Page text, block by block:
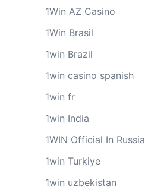
1Win AZ Casino
1Win Brasil
1win Brazil
1win casino spanish
1win fr
1win India
1WIN Official In Russia
1win Turkiye
1win uzbekistan